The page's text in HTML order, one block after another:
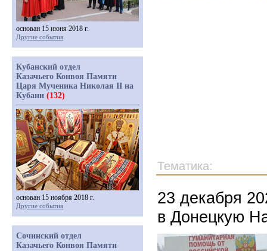
Тематика:
23 декабря
в Донецкую
основан 15 июня 2018 г.
Другие события
Кубанский отдел
Казачьего Конвоя Памяти
Царя Мученика Николая II на
Кубани (132)
основан 15 ноября 2018 г.
Другие события
Сочинский отдел
Казачьего Конвоя Памяти